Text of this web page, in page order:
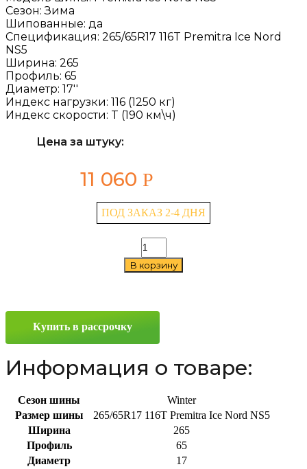
Сезон:Зима
Шипованные: да
Спецификация: 265/65R17 116T Premitra Ice Nord
NS5
Ширина: 265
Профиль: 65
Диаметр: 17''
Индекс нагрузки: 116 (1250 кг)
Индекс скорости: T (190 км\ч)
Цена за штуку:
11 060 Р
ПОД ЗАКАЗ 2-4 ДНЯ
Количество
товара
Maxxis
NS5
R17
В корзину
Купить в рассрочку
Информация о товаре:
Сезон шины
Winter
Размер шины
265/65R17 116T Premitra Ice Nord NS5
Ширина
265
Профиль
65
Диаметр
17